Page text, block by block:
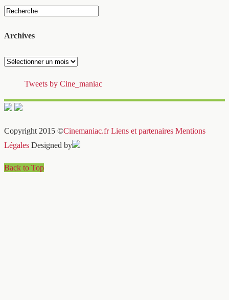
Archives
Archives
Tweets by Cine_maniac
Copyright 2015 ©Cinemaniac.fr Liens et partenaires Mentions
Légales Designed by
Back to Top